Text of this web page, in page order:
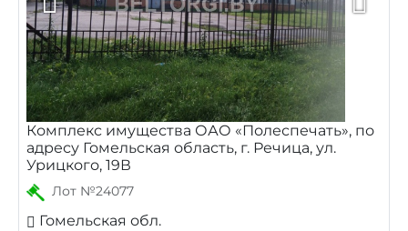
Комплекс имущества ОАО «Полеспечать», по
адресу Гомельская область, г. Речица, ул.
Урицкого, 19В
Лот №24077
Гомельская обл.